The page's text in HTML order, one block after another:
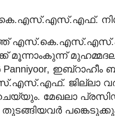
മൂന്നാംകുന്ന്
ഇബ്റാഹീം
ജില്ലാ
മേഖലാ